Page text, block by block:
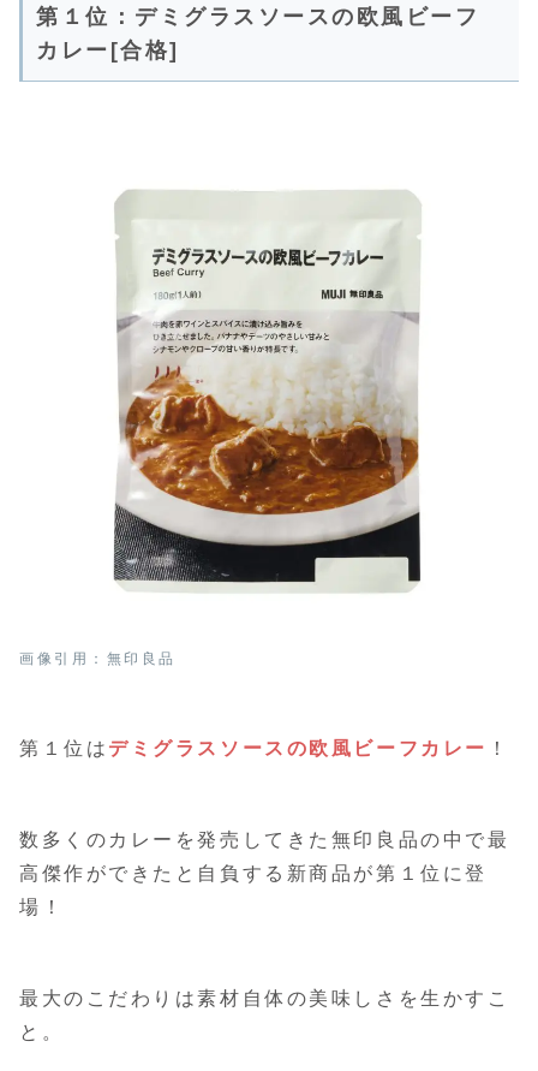
第１位：デミグラスソースの欧風ビーフ
カレー[合格]
画像引用：無印良品
第１位は デミグラスソースの欧風ビーフカレー ！
数多くのカレーを発売してきた無印良品の中で最
高傑作ができたと自負する新商品が第１位に登
場！
最大のこだわりは素材自体の美味しさを生かすこ
と。